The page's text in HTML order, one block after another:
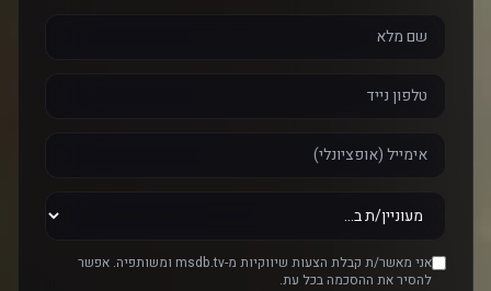
אני מאשר/ת קבלת הצעות שיווקיות מ-msdb.tv ומשותפיה. אפשר
להסיר את ההסכמה בכל עת.